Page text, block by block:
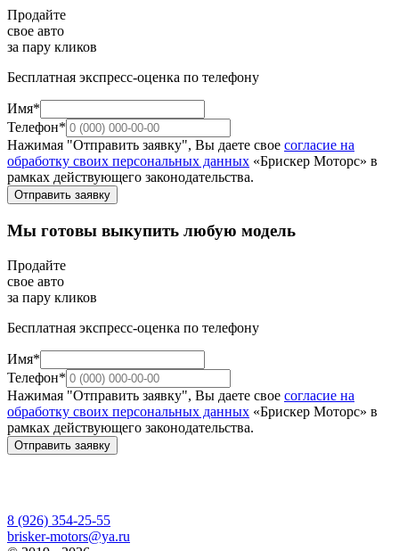
Продайте
свое авто
за пару кликов
Бесплатная экспресс-оценка по телефону
Имя*
Телефон*
Нажимая "Отправить заявку", Вы даете свое согласие на
обработку своих персональных данных «Брискер Моторс» в
рамках действующего законодательства.
Отправить заявку
Мы готовы выкупить любую модель
Продайте
свое авто
за пару кликов
Бесплатная экспресс-оценка по телефону
Имя*
Телефон*
Нажимая "Отправить заявку", Вы даете свое согласие на
обработку своих персональных данных «Брискер Моторс» в
рамках действующего законодательства.
Отправить заявку
8 (926) 354-25-55
brisker-motors@ya.ru